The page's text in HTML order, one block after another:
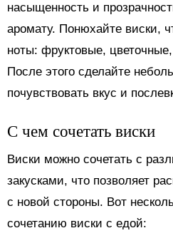
насыщенность и
аромату. Понюхайте виски,
ноты: фруктовые,
После этого сделайте
почувствовать вкус и
С чем сочетать виски
Виски можно сочетать с
закусками, что позволяет
с новой стороны. Вот
сочетанию виски с едой: